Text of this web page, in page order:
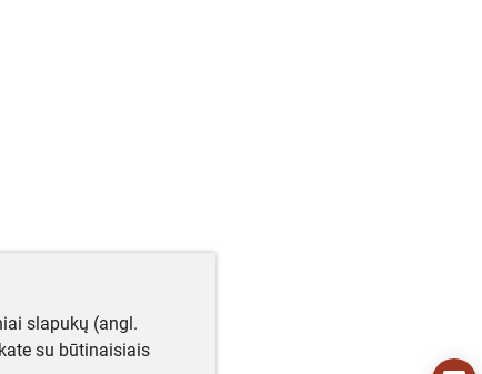
slapukų (angl.
su būtinaisiais